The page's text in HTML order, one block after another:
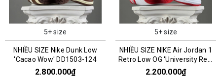
5+ size
NHIỀU SIZE Nike Dunk Low
'Cacao Wow' DD1503-124
2.800.000₫
5+ size
NHIỀU SIZE NIKE Air Jordan 1
Retro Low OG 'University Red'
CZ0790-161
2.200.000₫